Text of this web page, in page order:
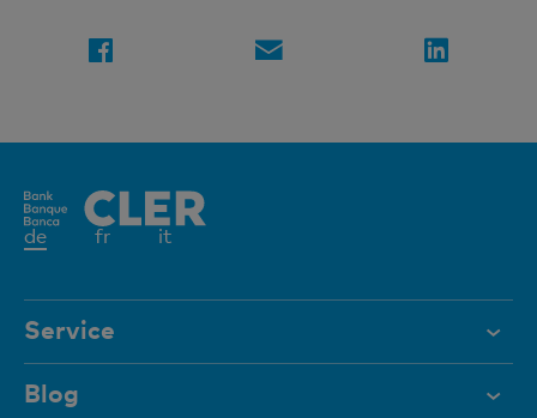
deAktives
fr it
Service
Hilfe & Kontakt
Blog